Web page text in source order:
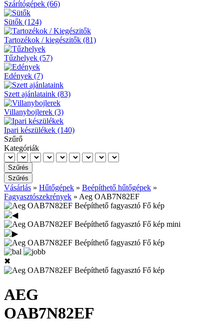
Szárítógépek (66)
Sütők (124)
Tartozékok / kiegészitők (81)
Tűzhelyek (57)
Edények (7)
Szett ajánlataink (83)
Villanybojlerek (3)
Ipari készülékek (140)
Szűrő
Kategóriák
Vásárlás » Hűtőgépek » Beépíthető hűtőgépek »
Fagyasztószekrények » Aeg OAB7N82EF
✖
AEG
OAB7N82EF